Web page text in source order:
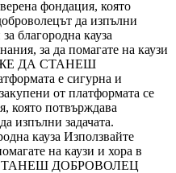
фондация, която
да изпълни
благородна кауза
за да помагате на каузи
ДА СТАНЕШ
е сигурна и
от платформата се
която потвърждава
изпълни задачата.
кауза Използвайте
на каузи и хора в
ДОБРОВОЛЕЦ